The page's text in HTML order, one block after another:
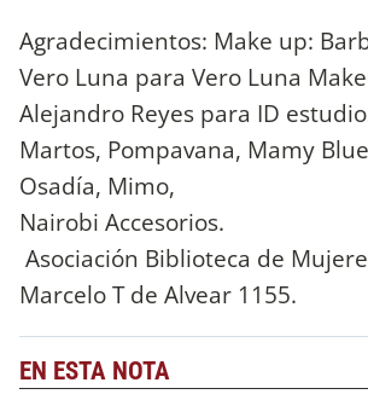
Agradecimientos: Make up:
Vero Luna para Vero Luna
Alejandro Reyes para ID
Martos, Pompavana, Mamy
Osadía, Mimo,
Nairobi Accesorios.
Asociación Biblioteca de
Marcelo T de Alvear 1155.
EN ESTA NOTA